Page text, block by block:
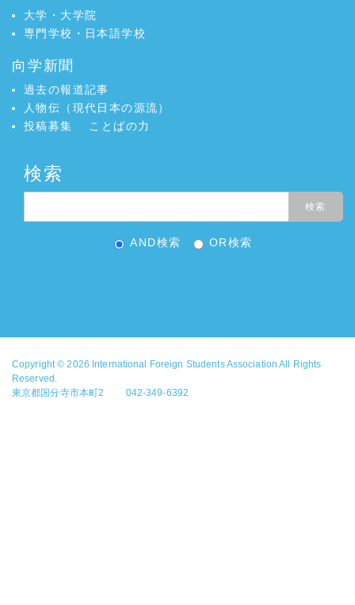
大学・大学院
専門学校・日本語学校
向学新聞
過去の報道記事
人物伝（現代日本の源流）
投稿募集
ことばの力
検索
AND検索 OR検索
Copyright © 2026 International Foreign Students Association All Rights
Reserved.
東京都国分寺市本町2 042-349-6392